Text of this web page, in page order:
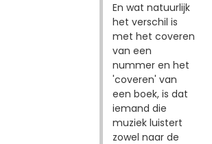
En wat natuurlijk
het verschil is
met het coveren
van een
nummer en het
'coveren' van
een boek, is dat
iemand die
muziek luistert
zowel naar de